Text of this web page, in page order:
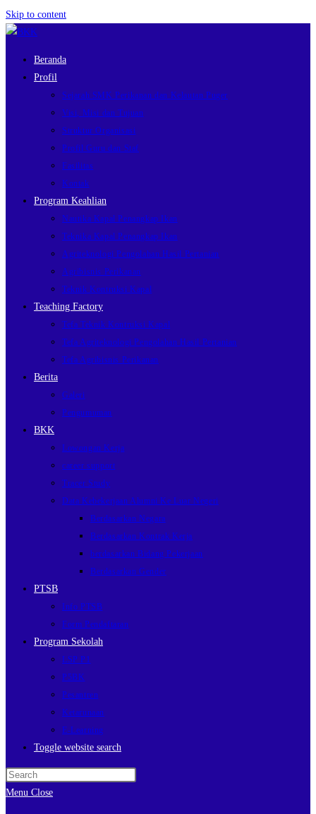
Skip to content
Beranda
Profil
Sejarah SMK Perikanan dan Kelautan Puger
Visi, Misi dan Tujuan
Struktur Organisasi
Profil Guru dan Staf
Fasilitas
Kontak
Program Keahlian
Nautika Kapal Penangkap Ikan
Teknika Kapal Penangkap Ikan
Agriteknologi Pengolahan Hasil Pertanian
Agribisnis Perikanan
Teknik Kontruksi Kapal
Teaching Factory
Tefa Teknik Kontruksi Kapal
Tefa Agriteknologi Pengolahan Hasil Pertanian
Tefa Agribisnis Perikanan
Berita
Galeri
Pengumuman
BKK
Lowongan Kerja
career support
Tracer Study
Data Kebekerjaan Alumni Ke Luar Negeri
Berdasarkan Negara
Berdasarkan Kontrak Kerja
berdasarkan Bidang Pekerjaan
Berdasarkan Gender
PTSB
Info PTSB
Form Pendaftaran
Program Sekolah
LSP P1
P5BK
Pesantren
Ketarunaan
E-Learning
Toggle website search
Menu Close